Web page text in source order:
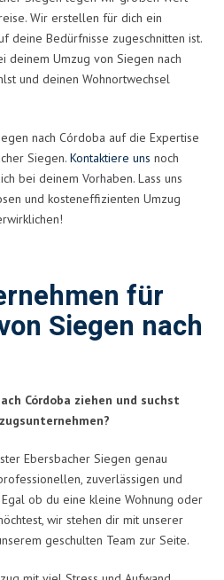
Wir erstellen für dich ein
deine Bedürfnisse zugeschnitten ist.
deinem Umzug von Siegen nach
und deinen Wohnortwechsel
nach Córdoba auf die Expertise
Siegen. Kontaktiere uns noch
bei deinem Vorhaben. Lass uns
und kosteneffizienten Umzug
für
Siegen nach
Córdoba ziehen und suchst
Ebersbacher Siegen genau
zuverlässigen und
Egal ob du eine kleine Wohnung oder
wir stehen dir mit unserer
geschulten Team zur Seite.